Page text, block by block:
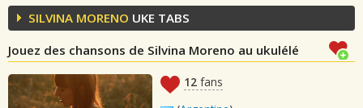
SILVINA MORENO UKE TABS
Jouez des chansons de Silvina Moreno au ukulélé
12 fans